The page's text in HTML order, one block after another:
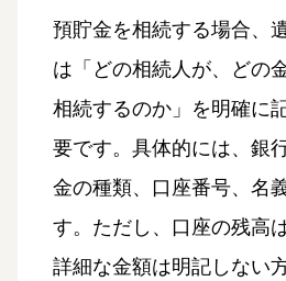
預貯金を相続する場合、
は「どの相続人が、どの
相続するのか」を明確に
要です。具体的には、銀
金の種類、口座番号、名
す。ただし、口座の残高
詳細な金額は明記しない